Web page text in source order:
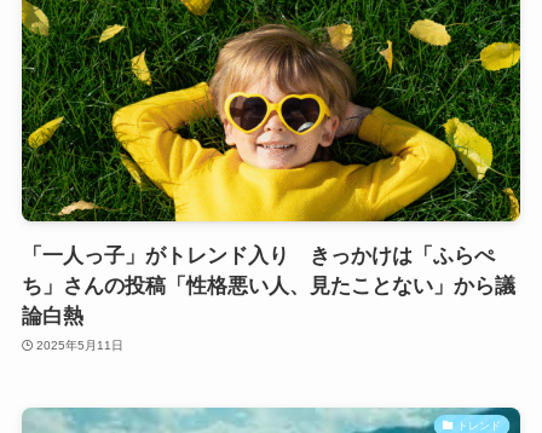
「一人っ子」がトレンド入り きっかけは「ふらぺ
ち」さんの投稿「性格悪い人、見たことない」から議
論白熱
2025年5月11日
トレンド